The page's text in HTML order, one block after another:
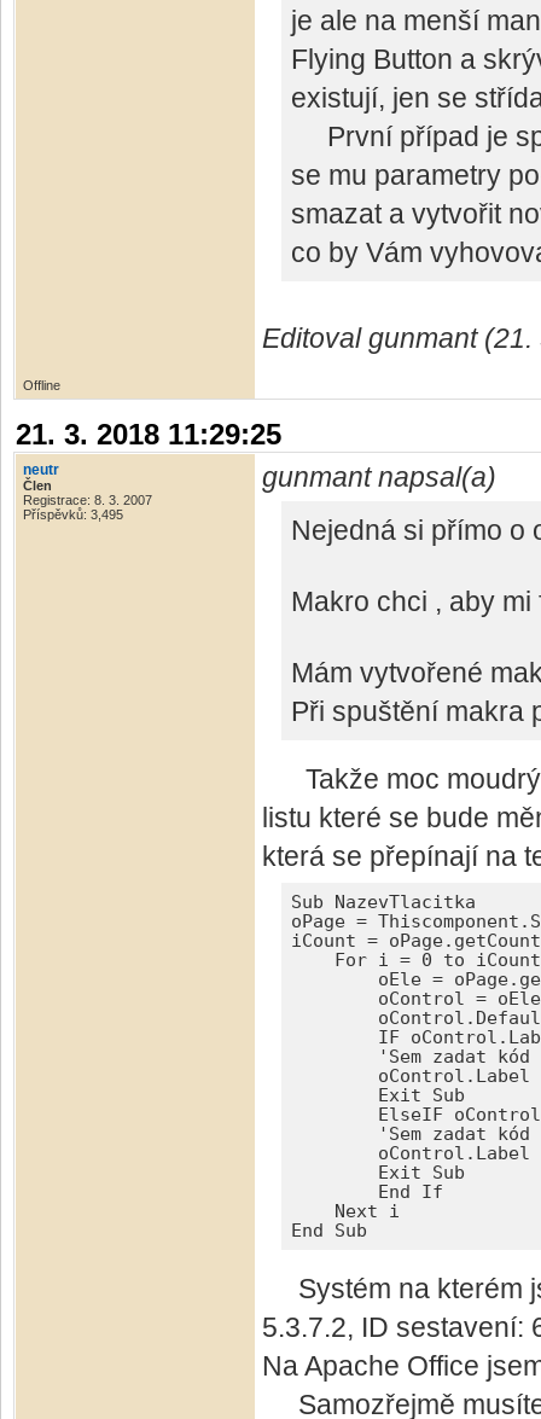
je ale na menší
Flying Button a
existují, jen se
První případ je
se mu parametry
smazat a vytvořit
co by Vám
Editoval gunmant
Offline
21. 3. 2018 11:29:25
neutr
Člen
Registrace: 8. 3. 2007
Příspěvků: 3,495
gunmant napsal(a)
Nejedná si přímo o
Makro chci , aby
Mám vytvořené
Při spuštění makra
Takže moc moudrý
listu které se bude
která se přepínají na
Sub NazevTlacitka
oPage =
iCount = oPage.getCount
For i = 0 to
oEle =
oControl =
IF
'Sem zadat kód
oControl.Label
        Exit Sub
ElseIF
'Sem zadat kód
oControl.Label
        Exit Sub
        End If
    Next i
End Sub
Systém na kterém
5.3.7.2, ID sestavení:
Na Apache Office
Samozřejmě